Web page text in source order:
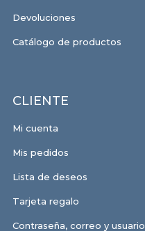
Devoluciones
Catálogo de productos
CLIENTE
Mi cuenta
Mis pedidos
Lista de deseos
Tarjeta regalo
Contraseña, correo y usuario